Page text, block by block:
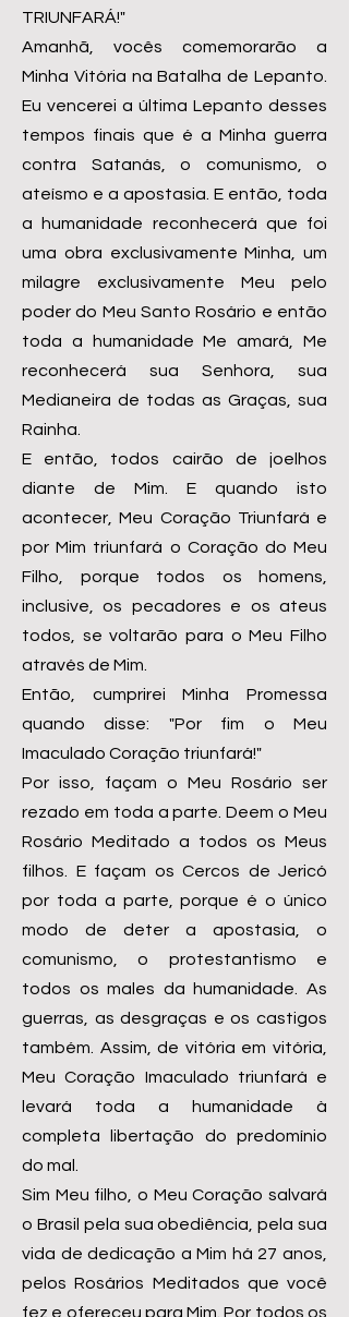
TRIUNFARÁ!"
Amanhã, vocês comemorarão a
Minha Vitória na Batalha de Lepanto.
Eu vencerei a última Lepanto desses
tempos finais que é a Minha guerra
contra Satanás, o comunismo, o
ateísmo e a apostasia. E então, toda
a humanidade reconhecerá que foi
uma obra exclusivamente Minha, um
milagre exclusivamente Meu pelo
poder do Meu Santo Rosário e então
toda a humanidade Me amará, Me
reconhecerá sua Senhora, sua
Medianeira de todas as Graças, sua
Rainha.
E então, todos cairão de joelhos
diante de Mim. E quando isto
acontecer, Meu Coração Triunfará e
por Mim triunfará o Coração do Meu
Filho, porque todos os homens,
inclusive, os pecadores e os ateus
todos, se voltarão para o Meu Filho
através de Mim.
Então, cumprirei Minha Promessa
quando disse: "Por fim o Meu
Imaculado Coração triunfará!"
Por isso, façam o Meu Rosário ser
rezado em toda a parte. Deem o Meu
Rosário Meditado a todos os Meus
filhos. E façam os Cercos de Jericó
por toda a parte, porque é o único
modo de deter a apostasia, o
comunismo, o protestantismo e
todos os males da humanidade. As
guerras, as desgraças e os castigos
também. Assim, de vitória em vitória,
Meu Coração Imaculado triunfará e
levará toda a humanidade à
completa libertação do predomínio
do mal.
Sim Meu filho, o Meu Coração salvará
o Brasil pela sua obediência, pela sua
vida de dedicação a Mim há 27 anos,
pelos Rosários Meditados que você
fez e ofereceu para Mim. Por todos os